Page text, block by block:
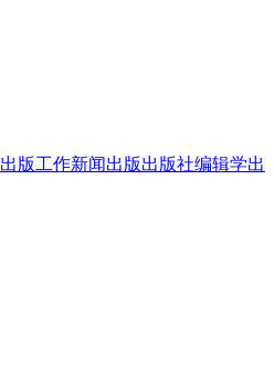
出版工作新闻出版出版社编辑学出